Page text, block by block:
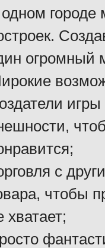
городе
огромный
с
чтобы
хватает;